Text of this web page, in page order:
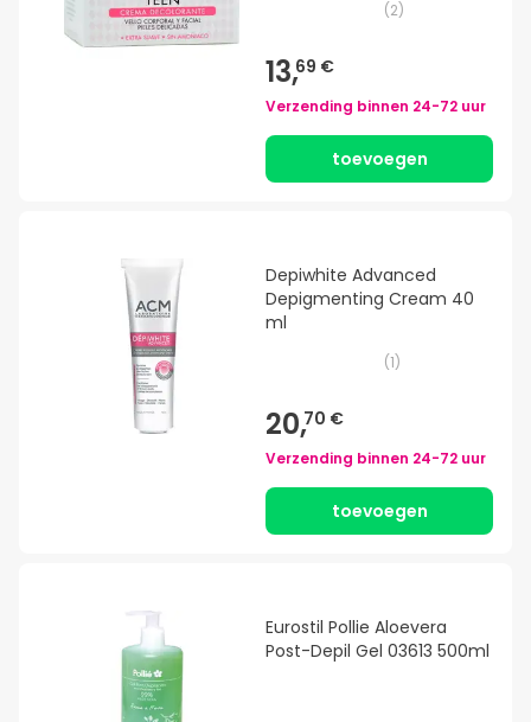
(2)
13,69 €
Verzending binnen 24-72 uur
toevoegen
Depiwhite Advanced
Depigmenting Cream 40
ml
(1)
20,70 €
Verzending binnen 24-72 uur
toevoegen
Eurostil Pollie Aloevera
Post-Depil Gel 03613 500ml